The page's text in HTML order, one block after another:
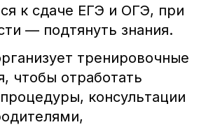
к сдаче ЕГЭ и ОГЭ, при
— подтянуть знания.
тренировочные
чтобы отработать
консультации